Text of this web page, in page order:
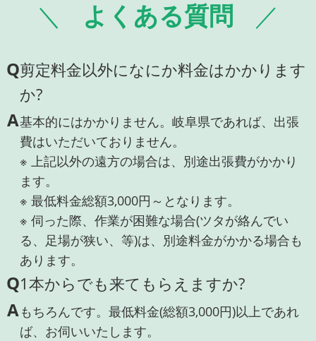
よくある質問
Q剪定料金以外になにか料金はかかります
か?
A基本的にはかかりません。岐阜県であれば、出張
費はいただいておりません。
※ 上記以外の遠方の場合は、別途出張費がかかり
ます。
※ 最低料金総額3,000円～となります。
※ 伺った際、作業が困難な場合(ツタが絡んでい
る、足場が狭い、等)は、別途料金がかかる場合も
あります。
Q1本からでも来てもらえますか?
Aもちろんです。最低料金(総額3,000円)以上であれ
ば、お伺いいたします。